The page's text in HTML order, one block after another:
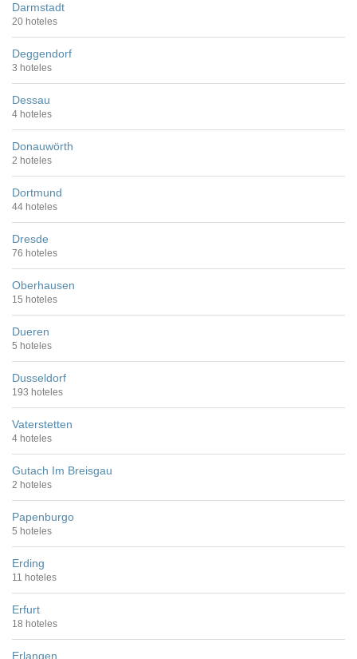
Darmstadt
20 hoteles
Deggendorf
3 hoteles
Dessau
4 hoteles
Donauwörth
2 hoteles
Dortmund
44 hoteles
Dresde
76 hoteles
Oberhausen
15 hoteles
Dueren
5 hoteles
Dusseldorf
193 hoteles
Vaterstetten
4 hoteles
Gutach Im Breisgau
2 hoteles
Papenburgo
5 hoteles
Erding
11 hoteles
Erfurt
18 hoteles
Erlangen